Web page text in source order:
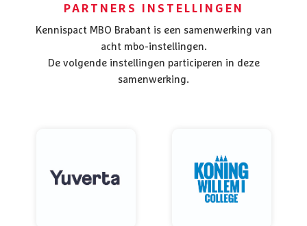
PARTNERS INSTELLINGEN
Kennispact MBO Brabant is een samenwerking van
acht mbo-instellingen.
De volgende instellingen participeren in deze
samenwerking.